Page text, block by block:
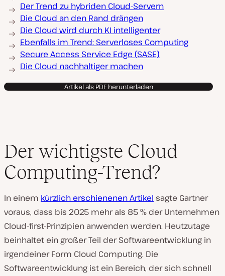
Der Trend zu hybriden Cloud-Servern
Die Cloud an den Rand drängen
Die Cloud wird durch KI intelligenter
Ebenfalls im Trend: Serverloses Computing
Secure Access Service Edge (SASE)
Die Cloud nachhaltiger machen
Artikel als PDF herunterladen
Der wichtigste Cloud
Computing-Trend?
In einem kürzlich erschienenen Artikel sagte Gartner
voraus, dass bis 2025 mehr als 85 % der Unternehmen
Cloud-first-Prinzipien anwenden werden. Heutzutage
beinhaltet ein großer Teil der Softwareentwicklung in
irgendeiner Form Cloud Computing. Die
Softwareentwicklung ist ein Bereich, der sich schnell